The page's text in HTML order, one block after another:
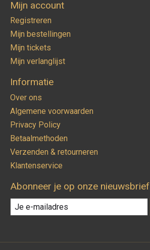
Mijn account
Registreren
Mijn bestellingen
Mijn tickets
Mijn verlanglijst
Informatie
Over ons
Algemene voorwaarden
Privacy Policy
Betaalmethoden
Verzenden & retourneren
Klantenservice
Abonneer je op onze nieuwsbrief